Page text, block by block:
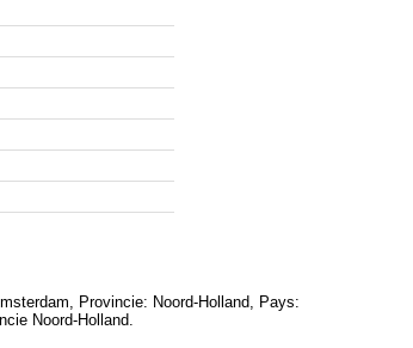
, Provincie: Noord-Holland, Pays:
Noord-Holland.